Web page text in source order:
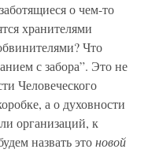
о чем-то
хранителями
Что
с забора”. Это не
Человеческого
а о духовности
организаций, к
назвать этоновой